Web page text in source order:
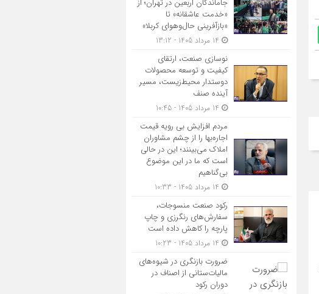
جاماندگان اربعین در تهران؛ از
«خدمت عاشقانه» تا
«بازآفرینی حال‌وهوای کربلا»
نوسازی صنعت، ارتقای
کیفیت و توسعه محصولات
دوستدار محیط‌زیست، مسیر
آینده صنف
مردم افزایش بی رویه قیمت
اجاره‌بها را از چشم مشاوران
املاک می‌بینند؛ این در حالی
است که ما در این موضوع
بی‌گناهیم
رکود صنعت منسوجات،
سفارش‌های رنگرزی و چاپ
پارچه را کاهش داده است
ضرورت بازنگری در شیوه‌های
مالیات‌ستانی از اصناف در
دوران رکود